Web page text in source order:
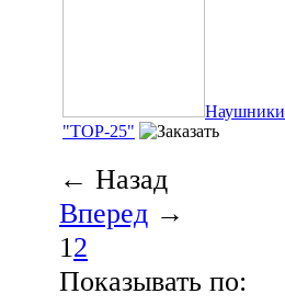
Наушники
"ТОР-25"
← Назад
Вперед →
1 2
Показывать по: